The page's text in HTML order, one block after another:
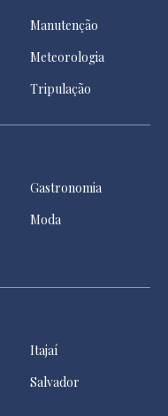
Manutenção
Meteorologia
Tripulação
Gastronomia
Moda
Itajaí
Salvador